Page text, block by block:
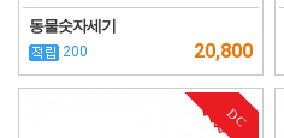
동물숫자세기
200 20,800
DC